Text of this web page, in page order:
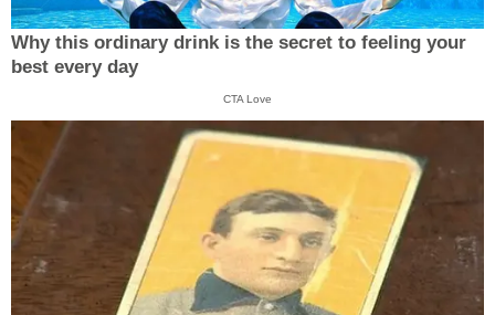
Why this ordinary drink is the secret to feeling your
best every day
CTA Love